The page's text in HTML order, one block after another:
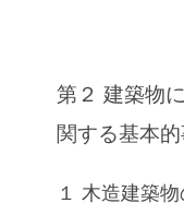
第２ 建築物
関する基本
１ 木造建築